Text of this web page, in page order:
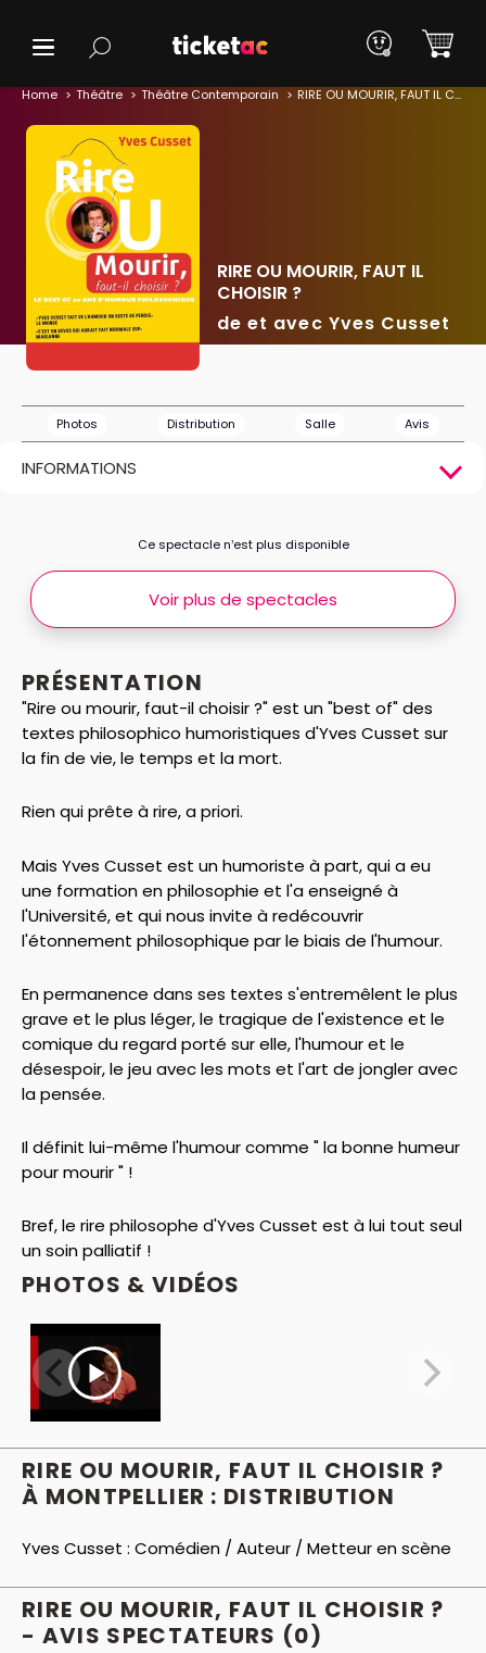
Home Théâtre Théâtre Contemporain RIRE OU MOURIR, FAUT IL CHOISIR ?
RIRE OU MOURIR, FAUT IL
CHOISIR ?
de et avec Yves Cusset
Photos Distribution Salle Avis
INFORMATIONS
PRÉSENTATION
"Rire ou mourir, faut-il choisir ?" est un "best of" des
textes philosophico humoristiques d'Yves Cusset sur
la fin de vie, le temps et la mort.
Rien qui prête à rire, a priori.
Mais Yves Cusset est un humoriste à part, qui a eu
une formation en philosophie et l'a enseigné à
l'Université, et qui nous invite à redécouvrir
l'étonnement philosophique par le biais de l'humour.
En permanence dans ses textes s'entremêlent le plus
grave et le plus léger, le tragique de l'existence et le
comique du regard porté sur elle, l'humour et le
désespoir, le jeu avec les mots et l'art de jongler avec
la pensée.
Il définit lui-même l'humour comme " la bonne humeur
pour mourir " !
Bref, le rire philosophe d'Yves Cusset est à lui tout seul
un soin palliatif !
Ce spectacle n’est plus disponible
Voir plus de spectacles
PHOTOS & VIDÉOS
RIRE OU MOURIR, FAUT IL CHOISIR ?
À MONTPELLIER : DISTRIBUTION
Yves Cusset : Comédien / Auteur / Metteur en scène
RIRE OU MOURIR, FAUT IL CHOISIR ?
- AVIS SPECTATEURS (0)